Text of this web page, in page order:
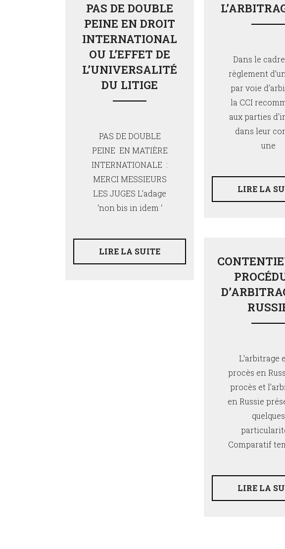
PAS DE DOUBLE
PEINE EN DROIT
INTERNATIONAL
OU L’EFFET DE
L’UNIVERSALITÉ
DU LITIGE
PAS DE DOUBLE
PEINE EN MATIÈRE
INTERNATIONALE :
MERCI MESSIEURS
LES JUGES L’adage
‘non bis in idem ‘
LIRE LA SUITE
Dans le cadre
règlement
par voie
la CCI
aux parties
dans leur
une
LIRE LA
L’arbitrage
procès en
procès et
en Russie
quelques
Comparatif
LIRE LA